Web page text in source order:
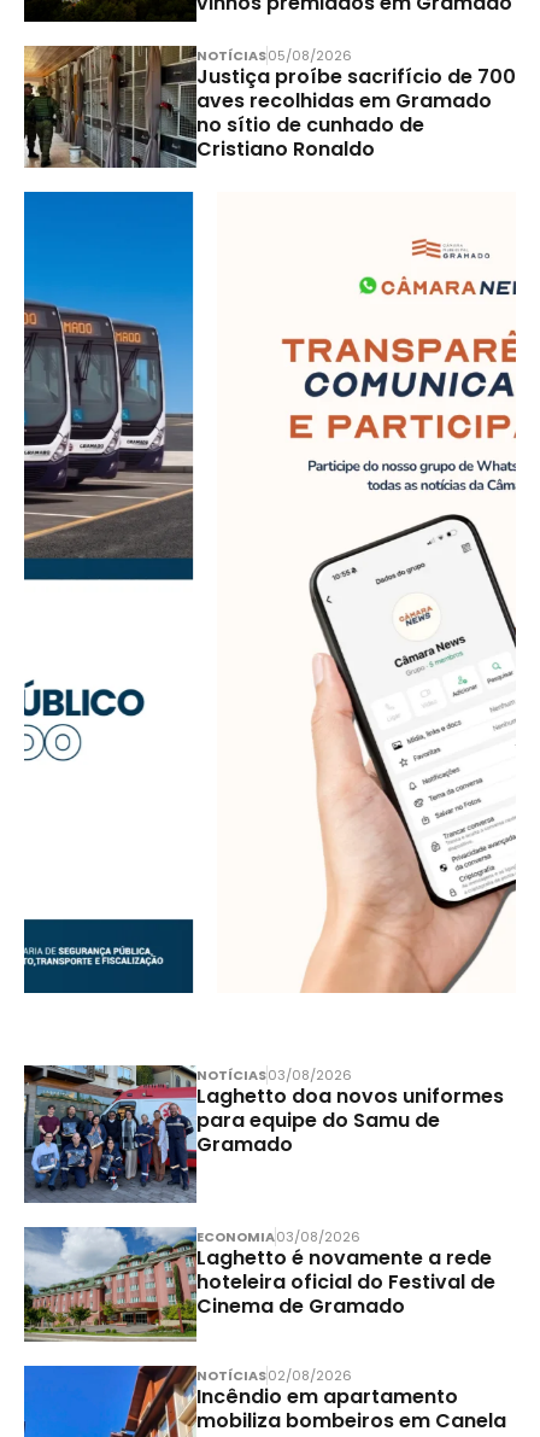
NOTÍCIAS05/08/2026
Justiça proíbe sacrifício de 700
aves recolhidas em Gramado
no sítio de cunhado de
Cristiano Ronaldo
NOTÍCIAS03/08/2026
Laghetto doa novos uniformes
para equipe do Samu de
Gramado
ECONOMIA03/08/2026
Laghetto é novamente a rede
hoteleira oficial do Festival de
Cinema de Gramado
NOTÍCIAS02/08/2026
Incêndio em apartamento
mobiliza bombeiros em Canela